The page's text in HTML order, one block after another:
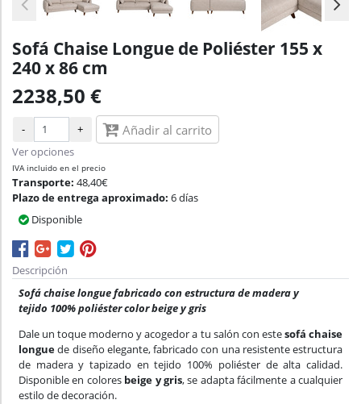
Sofá Chaise Longue de Poliéster 155 x
240 x 86 cm
2238,50 €
- + Añadir al carrito
Ver opciones
IVA incluido en el precio
Transporte: 48,40€
Plazo de entrega aproximado: 6 días
Disponible
Descripción
Sofá chaise longue fabricado con estructura de madera y
tejido 100% poliéster color beige y gris
Dale un toque moderno y acogedor a tu salón con estesofá chaise
longuede diseño elegante, fabricado con una resistente estructura
de madera y tapizado en tejido 100% poliéster de alta calidad.
Disponible en colores beige y gris, se adapta fácilmente a cualquier
estilo de decoración.